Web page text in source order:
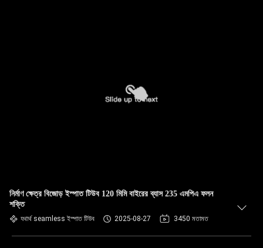
নির্মাণ ক্ষেত্র বিজোড় ইস্পাত টিউব 120 মিমি বাইরের ব্যাস 235 এমপিএ ফলন
শক্তি
যথার্থ seamless ইস্পাত টিউব 2025-08-27 3450 মতামত